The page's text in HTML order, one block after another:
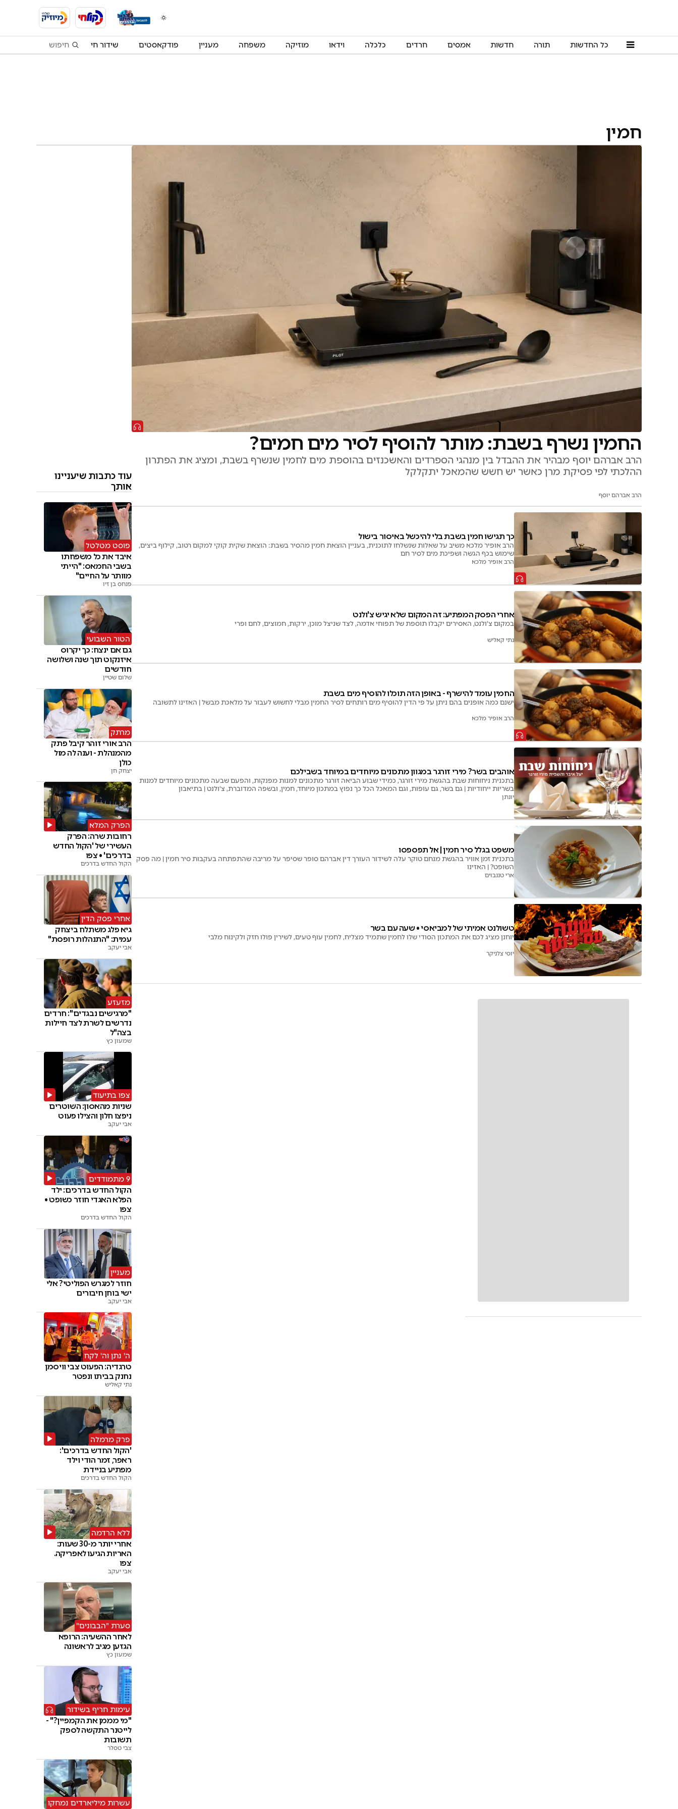
כל החדשות תורה חדשות אמסים חרדים כלכלה וידאו מוזיקה משפחה מעניין פודקאסטים שידור חי
חמין
החמין נשרף בשבת: מותר להוסיף לסיר מים חמים?
הרב אברהם יוסף מבהיר את ההבדל בין מנהגי הספרדים והאשכנזים בהוספת מים לחמין שנשרף בשבת, ומציג את הפתרון
ההלכתי לפי פסיקת מרן כאשר יש חשש שהמאכל יתקלקל
הרב אברהם יוסף
כך תגישו חמין בשבת בלי להיכשל באיסור בישול
הרב אופיר מלכא משיב על שאלות שנשלחו לתוכנית, בעניין הוצאת חמין מהסיר בשבת: הוצאת שקית קוקי למקום רטוב, קילוף ביצים,
שימוש בכף הגשה ושפיכת מים לסיר חם
הרב אופיר מלכא
אחרי הפסק המפתיע: זה המקום שלא יגיש צ'ולנט
במקום צ'ולנט, האסירים יקבלו תוספת של תפוחי אדמה, לצד שניצל מוכן, ירקות, חמוצים, לחם ופרי
נתי קאליש
החמין עומד להישרף - באופן הזה תוכלו להוסיף מים בשבת
ישנם כמה אופנים בהם ניתן על פי הדין להוסיף מים רותחים לסיר החמין מבלי לחשוש לעבור על מלאכת מבשל | האזינו לתשובה
הרב אופיר מלכא
אוהבים בשר? מירי זורגר במגוון מתכונים מיוחדים במיוחד בשבילכם
בתכנית ניחוחות שבת בהגשת מירי זורגר, כמידי שבוע הביאה זורגר מתכונים למנות מפנקות, והפעם שבעה מתכונים מיוחדים למנות
בשריות ייחודיות | גם בשר, גם עופות, וגם המאכל הכל כך נפוץ במתכון מיוחד, חמין, ובשפה המדוברת, צ'ולנט | בתיאבון
יונתן
משפט בגלל סיר חמין | אל תפספסו
בתכנית זמן אוויר בהגשת מנחם טוקר עלה לשידור העורך דין אברהם סופר שסיפר על מריבה שהתפתחה בעקבות סיר חמין | מה פסק
השופט? | האזינו
ארי טננבוים
טשולנט אמיתי של למביאסי • שעה עם בשר
יוחנן מציג לכם את המתכון הסודי שלו לחמין שתמיד מצליח, לחמין עוף טעים, לשירין פולו חזק ולקינוח מלבי
יוסי צלניקר
עוד כתבות שיעניינו
אותך
פוסט מטלטל
איבד את כל משפחתו
בשבי החמאס: "הייתי
מוותר על החיים"
פנחס בן זיו
הטור השבועי
גם אם ינצח: כך יקרוס
איזנקוט תוך שנה ושלושה
חודשים
שלום שטיין
מרתק
הרב אורי זוהר קיבל פתק
מהמנהלת - וענה לה מול
כולן
יצחק חן
הפרק המלא
רחובות שרה: הפרק
העשירי של 'הקול החדש
בדרכים' • צפו
הקול החדש בדרכים
אחרי פסק הדין
גיא פלג משתלח ביצחק
עמית: "התנהלות רופסת"
אבי יעקב
מזעזע
"מרגישים נבגדים": חרדים
נדרשים לשרת לצד חיילות
בצה"ל
שמעון כץ
צפו בתיעוד
שניות מהאסון: השוטרים
ניפצו חלון והצילו פעוט
אבי יעקב
9 מתמודדים
הקול החדש בדרכים: ילד
הפלא האגדי חוזר כשופט •
צפו
הקול החדש בדרכים
מעניין
חוזר למגרש הפוליטי? אלי
ישי בוחן חיבורים
אבי יעקב
ה' נתן וה' לקח
טרגדיה: הפעוט צבי וויסמן
נחנק בביתו ונפטר
נתי קאליש
פרק מרמלה
'הקול החדש בדרכים':
ראפר, זמר הודי וילד
מפתיע בניידת
הקול החדש בדרכים
ללא הרדמה
אחרי יותר מ-30 שעות:
האריות הגיעו לאפריקה.
צפו
אבי יעקב
סערת "הבבונים"
לאחר ההשעיה: הרופא
הגזען מגיב לראשונה
שמעון כץ
עימות חריף בשידור
"מי מממן את הקמפיין?" -
לייטנר התקשה לספק
תשובות
צבי טסלר
עשרות מיליארדים נמחקו